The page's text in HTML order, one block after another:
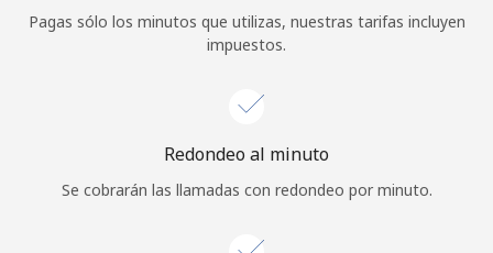
Pagas sólo los minutos que utilizas, nuestras tarifas incluyen
impuestos.
Redondeo al minuto
Se cobrarán las llamadas con redondeo por minuto.